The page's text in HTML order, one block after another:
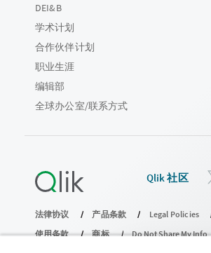
DEI&B
学术计划
合作伙伴计划
职业生涯
编辑部
全球办公室/联系方式
Qlik 社区
法律协议 产品条款 Legal Policies
使用条款
商标
Do Not Share My Info